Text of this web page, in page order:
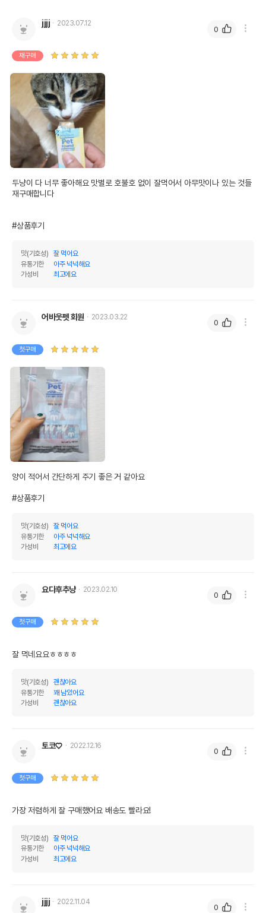
jjjj 2023.07.12
재구매
두냥이 다 너무 좋아해요 맛별로 호불호 없이 잘먹어서 아무맛이나 있는 것들
재구매합니다
#상품후기
맛(기호성)
잘 먹어요
유통기한
아주 넉넉해요
가성비
최고에요
0
어바웃펫 회원 2023.03.22
첫구매
양이 적어서 간단하게 주기 좋은 거 같아요
#상품후기
맛(기호성)
잘 먹어요
유통기한
아주 넉넉해요
가성비
최고에요
0
요다후추냥 2023.02.10
첫구매
잘 먹네요요ㅎㅎㅎㅎ
맛(기호성)
괜찮아요
유통기한
꽤 남았어요
가성비
괜찮아요
0
토코♡ 2022.12.16
첫구매
가장 저렴하게 잘 구매했어요 배송도 빨라요!
맛(기호성)
잘 먹어요
유통기한
아주 넉넉해요
가성비
최고에요
0
jjjj 2022.11.04
0